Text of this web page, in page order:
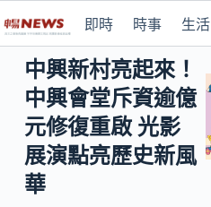
即時 時事 生活
中興新村亮起來！
中興會堂斥資逾億
元修復重啟 光影
展演點亮歷史新風
華